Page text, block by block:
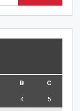
B C
4 5